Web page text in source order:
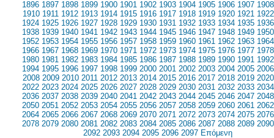
1896 1897 1898 1899 1900 1901 1902 1903 1904 1905 1906 1907 1908
1910 1911 1912 1913 1914 1915 1916 1917 1918 1919 1920 1921 1922
1924 1925 1926 1927 1928 1929 1930 1931 1932 1933 1934 1935 1936
1938 1939 1940 1941 1942 1943 1944 1945 1946 1947 1948 1949 1950
1952 1953 1954 1955 1956 1957 1958 1959 1960 1961 1962 1963 1964
1966 1967 1968 1969 1970 1971 1972 1973 1974 1975 1976 1977 1978
1980 1981 1982 1983 1984 1985 1986 1987 1988 1989 1990 1991 1992
1994 1995 1996 1997 1998 1999 2000 2001 2002 2003 2004 2005 2006
2008 2009 2010 2011 2012 2013 2014 2015 2016 2017 2018 2019 2020
2022 2023 2024 2025 2026 2027 2028 2029 2030 2031 2032 2033 2034
2036 2037 2038 2039 2040 2041 2042 2043 2044 2045 2046 2047 2048
2050 2051 2052 2053 2054 2055 2056 2057 2058 2059 2060 2061 2062
2064 2065 2066 2067 2068 2069 2070 2071 2072 2073 2074 2075 2076
2078 2079 2080 2081 2082 2083 2084 2085 2086 2087 2088 2089 2090
2092 2093 2094 2095 2096 2097 Επόμενη